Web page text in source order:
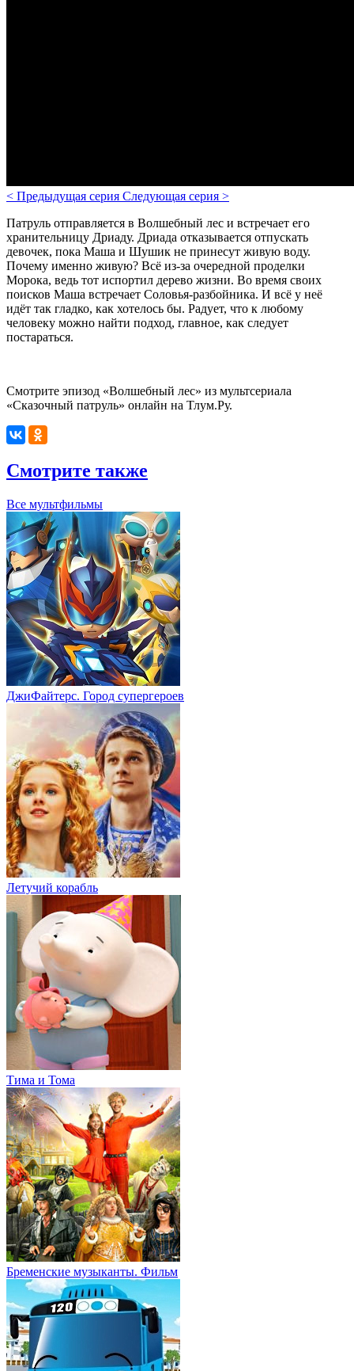
< Предыдущая серия Следующая серия >
Патруль отправляется в Волшебный лес и встречает его
хранительницу Дриаду. Дриада отказывается отпускать
девочек, пока Маша и Шушик не принесут живую воду.
Почему именно живую? Всё из-за очередной проделки
Морока, ведь тот испортил дерево жизни. Во время своих
поисков Маша встречает Соловья-разбойника. И всё у неё
идёт так гладко, как хотелось бы. Радует, что к любому
человеку можно найти подход, главное, как следует
постараться.
Смотрите эпизод «Волшебный лес» из мультсериала
«Сказочный патруль» онлайн на Тлум.Ру.
Смотрите также
Все мультфильмы
ДжиФайтерс. Город супергероев
Летучий корабль
Тима и Тома
Бременские музыканты. Фильм